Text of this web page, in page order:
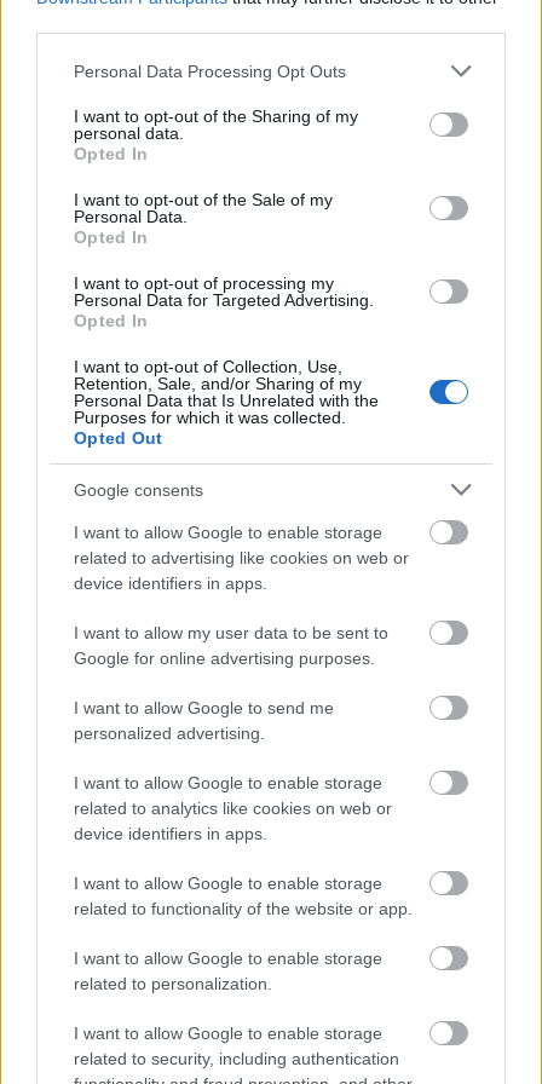
Please note that this website/app uses one or more Google
not limited to your visit or usage behaviour. You may click to
grant or deny consent to Google and its third-party tags to
use your data for below specified purposes in below Google
consent section.
Personal Data Processing Opt Outs
I want to opt-out of the Sharing of my
personal data.
Opted In
I want to opt-out of the Sale of my
Personal Data.
Opted In
I want to opt-out of processing my
Personal Data for Targeted Advertising.
Opted In
I want to opt-out of Collection, Use,
Retention, Sale, and/or Sharing of my
Personal Data that Is Unrelated with the
Purposes for which it was collected.
Opted Out
Google consents
I want to allow Google to enable storage
related to advertising like cookies on web or
device identifiers in apps.
I want to allow my user data to be sent to
Google for online advertising purposes.
I want to allow Google to send me
personalized advertising.
I want to allow Google to enable storage
related to analytics like cookies on web or
device identifiers in apps.
I want to allow Google to enable storage
related to functionality of the website or app.
I want to allow Google to enable storage
related to personalization.
I want to allow Google to enable storage
related to security, including authentication
Címkék:kritika *** keanu reeves action willem dafoe
ian
mcshane
a függetlenedés napja
magyar box office: no para
magyar box office: a szörnyek koldusa